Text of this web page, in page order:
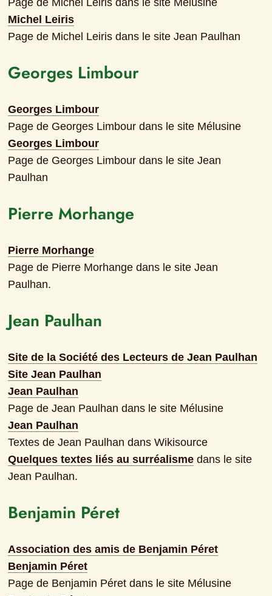
Page de Michel Leiris dans le site Mélusine
Michel Leiris
Page de Michel Leiris dans le site Jean Paulhan
Georges Limbour
Georges Limbour
Page de Georges Limbour dans le site Mélusine
Georges Limbour
Page de Georges Limbour dans le site Jean
Paulhan
Pierre Morhange
Pierre Morhange
Page de Pierre Morhange dans le site Jean
Paulhan.
Jean Paulhan
Site de la Société des Lecteurs de Jean Paulhan
Site Jean Paulhan
Jean Paulhan
Page de Jean Paulhan dans le site Mélusine
Jean Paulhan
Textes de Jean Paulhan dans Wikisource
Quelques textes liés au surréalisme dans le site
Jean Paulhan.
Benjamin Péret
Association des amis de Benjamin Péret
Benjamin Péret
Page de Benjamin Péret dans le site Mélusine